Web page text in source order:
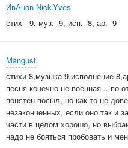
Припев 2
Мирное "уже".
Значит, не впустую
Было столько жертв.
Значит, не напрасно,
Значит, всё не зря!
Красная
ИвАнов Nick-Yves
стих - 9, муз.- 9, исп.- 8, ар.- 9
Mangust
стихи-8,музыка-9,исполнение-
песня конечно не военная... по
понятен посыл, но как то не
незаконченных, если оно так и
части в целом хорошо, но
надо не бояться пробовать и